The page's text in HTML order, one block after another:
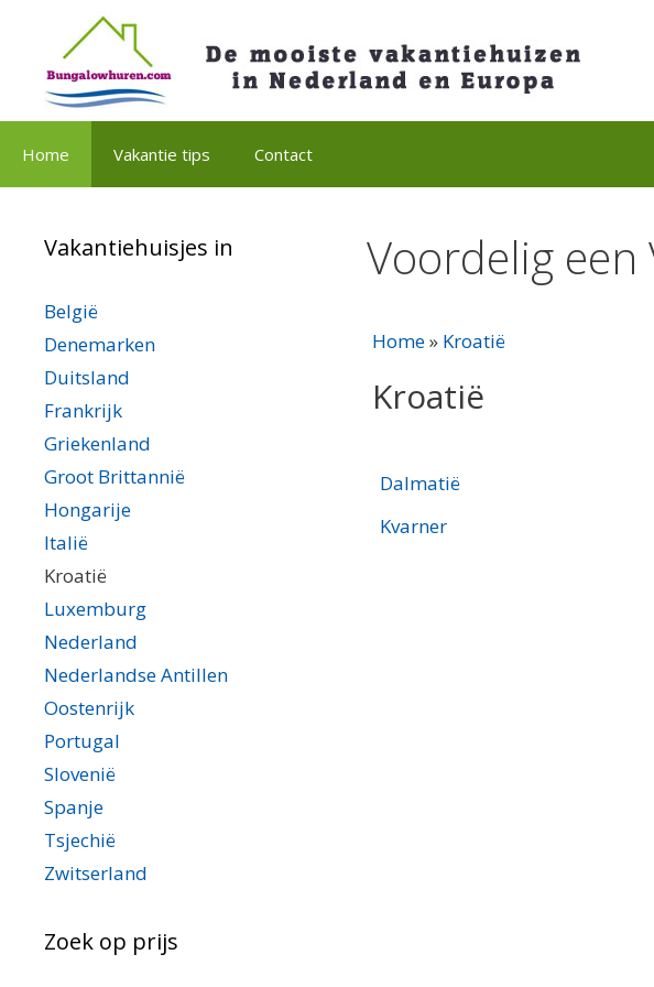
inhoud
Home Vakantie tips Contact
Voordelig
Home» Kroatië
Kroatië
Dalmatië
Kvarner
Vakantiehuisjes in
België
Denemarken
Duitsland
Frankrijk
Griekenland
Groot Brittannië
Hongarije
Italië
Kroatië
Luxemburg
Nederland
Nederlandse Antillen
Oostenrijk
Portugal
Slovenië
Spanje
Tsjechië
Zwitserland
Zoek op prijs